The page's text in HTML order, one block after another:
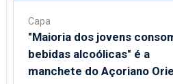
Capa
"Maioria dos jovens
bebidas alcoólicas" é a
manchete do Açoriano